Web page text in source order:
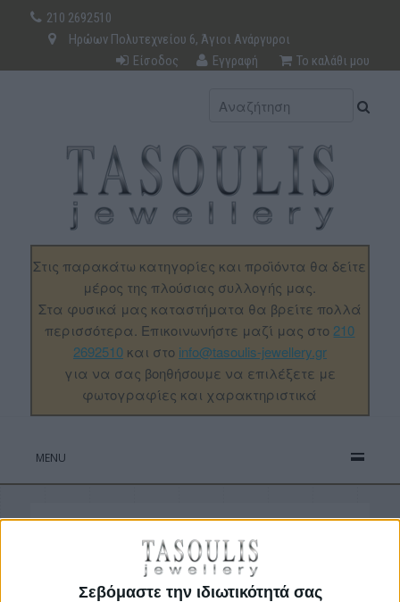
Σεβόμαστε την ιδιωτικότητά σας
210 2692510
Ηρώων Πολυτεχνείου 6, Άγιοι Ανάργυροι
Είσοδος
Εγγραφή Το καλάθι μου
Στις παρακάτω κατηγορίες και προϊόντα θα δείτε
μέρος της πλούσιας συλλογής μας.
Στα φυσικά μας καταστήματα θα βρείτε πολλά
περισσότερα. Επικοινωνήστε μαζί μας στο 210
2692510και στο info@tasoulis-jewellery.gr
για να σας βοηθήσουμε να επιλέξετε με
φωτογραφίες και χαρακτηριστικά
MENU
Το προϊόν που αναζητήσατε δεν υπάρχει.
Πατήστε εδώ για να επιστρέψετε στην
αρχική σελίδα του καταστήματός μας.